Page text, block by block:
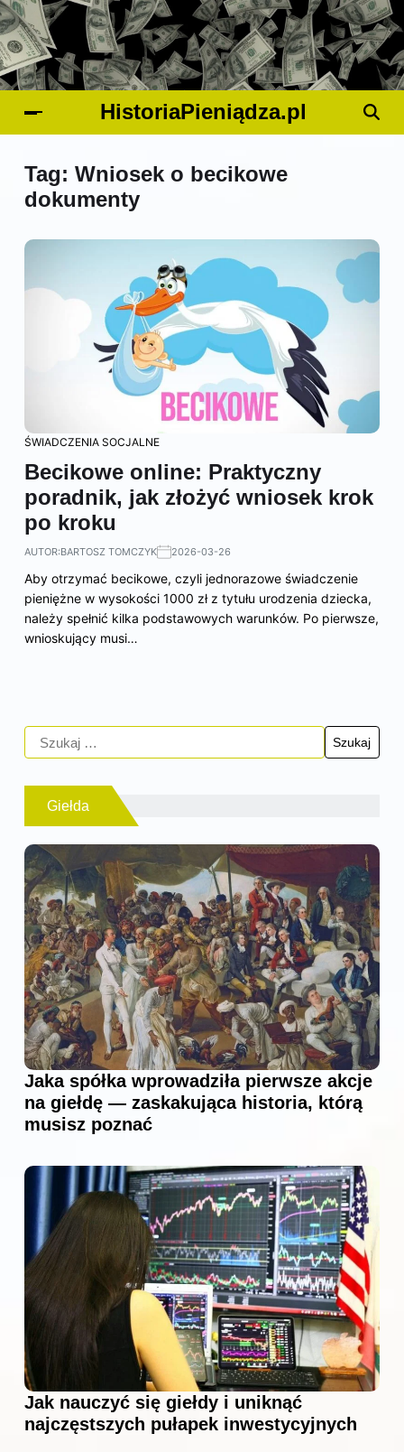
HistoriaPieniądza.pl
Tag: Wniosek o becikowe
dokumenty
ŚWIADCZENIA SOCJALNE
Becikowe online: Praktyczny
poradnik, jak złożyć wniosek krok
po kroku
AUTOR:BARTOSZ TOMCZYK 2026-03-26
Aby otrzymać becikowe, czyli jednorazowe świadczenie
pieniężne w wysokości 1000 zł z tytułu urodzenia dziecka,
należy spełnić kilka podstawowych warunków. Po pierwsze,
wnioskujący musi…
Giełda
Jaka spółka wprowadziła pierwsze akcje
na giełdę — zaskakująca historia, którą
musisz poznać
Jak nauczyć się giełdy i uniknąć
najczęstszych pułapek inwestycyjnych